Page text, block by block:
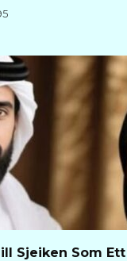
Sjeiken Som